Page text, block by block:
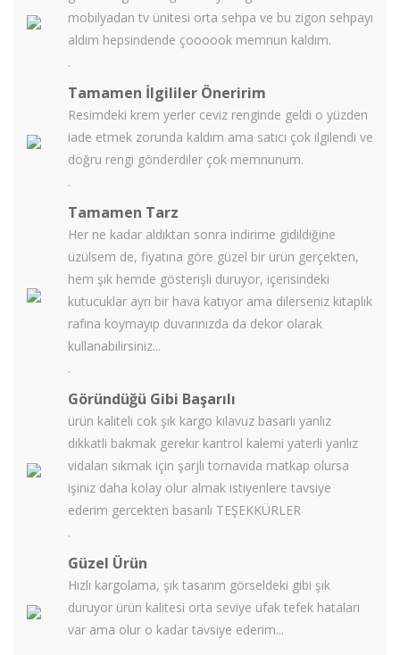
mobilyadan tv ünitesi orta sehpa ve bu zigon sehpayı
aldım hepsindende çoooook memnun kaldım.
.
Tamamen İlgililer Öneririm
Resimdeki krem yerler ceviz renginde geldi o yüzden
iade etmek zorunda kaldım ama satıcı çok ilgilendi ve
doğru rengi gönderdiler çok memnunum.
.
Tamamen Tarz
Her ne kadar aldıktan sonra indirime gidildiğine
üzülsem de, fiyatına göre güzel bir ürün gerçekten,
hem şık hemde gösterişli duruyor, içerisindeki
kutucuklar ayrı bir hava katıyor ama dilerseniz kitaplık
rafına koymayıp duvarınızda da dekor olarak
kullanabilirsiniz...
.
Göründüğü Gibi Başarılı
ürün kaliteli cok şık kargo kılavuz basarlı yanlız
dıkkatli bakmak gerekır kantrol kalemi yaterli yanlız
vidaları sıkmak için şarjlı tornavida matkap olursa
işiniz daha kolay olur almak istiyenlere tavsiye
ederim gercekten basarılı TEŞEKKÜRLER
.
Güzel Ürün
Hızlı kargolama, şık tasarım görseldeki gibi şık
duruyor ürün kalitesi orta seviye ufak tefek hataları
var ama olur o kadar tavsiye ederim...